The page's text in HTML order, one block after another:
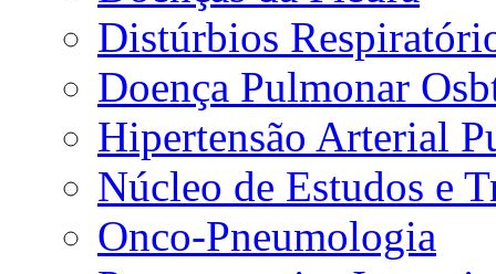
Distúrbios
Doença Pulmonar
Hipertensão Arterial
Núcleo de Estudos e
Onco-Pneumologia